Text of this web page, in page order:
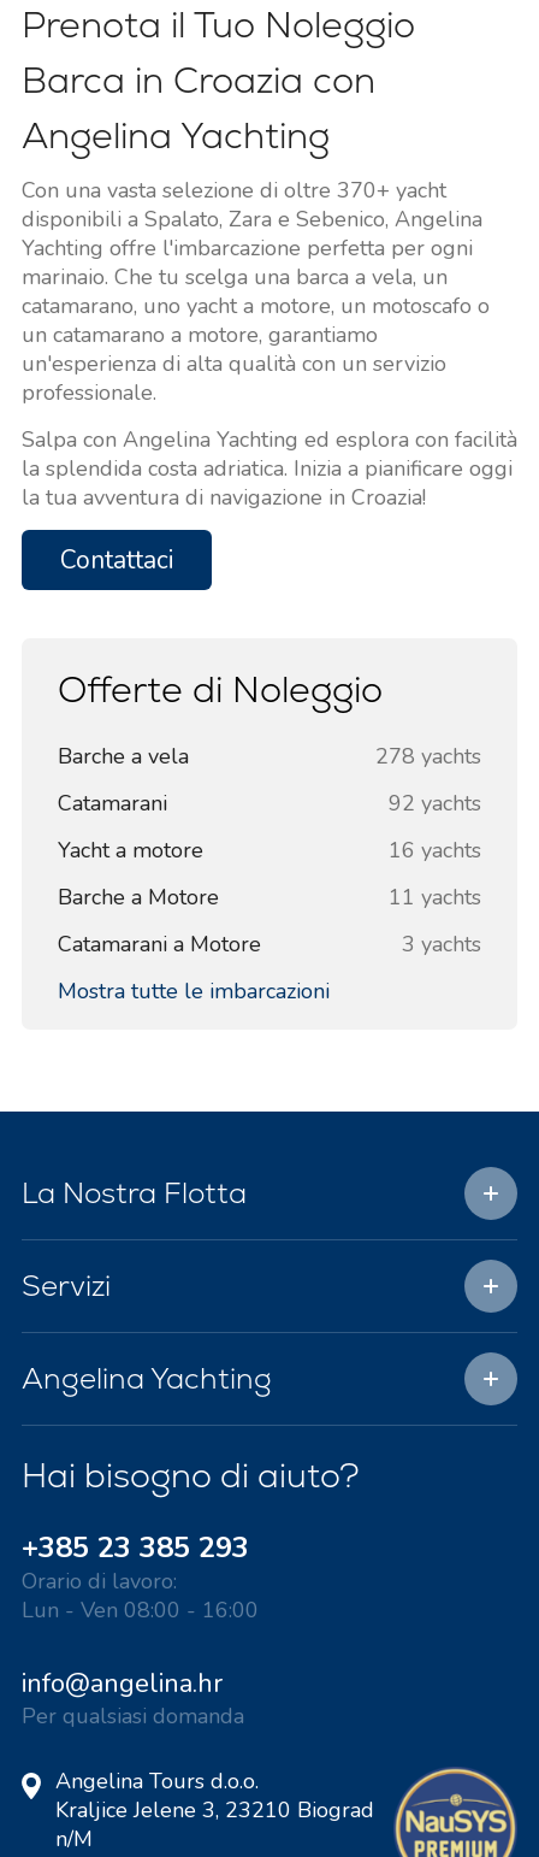
Prenota il Tuo Noleggio
Barca in Croazia con
Angelina Yachting
Con una vasta selezione di oltre 370+ yacht
disponibili a Spalato, Zara e Sebenico, Angelina
Yachting offre l'imbarcazione perfetta per ogni
marinaio. Che tu scelga una barca a vela, un
catamarano, uno yacht a motore, un motoscafo o
un catamarano a motore, garantiamo
un'esperienza di alta qualità con un servizio
professionale.
Salpa con Angelina Yachting ed esplora con facilità
la splendida costa adriatica. Inizia a pianificare oggi
la tua avventura di navigazione in Croazia!
Contattaci
Offerte di Noleggio
Barche a vela
278 yachts
Catamarani
92 yachts
Yacht a motore
16 yachts
Barche a Motore
11 yachts
Catamarani a Motore
3 yachts
Mostra tutte le imbarcazioni
La Nostra Flotta
Servizi
Angelina Yachting
Hai bisogno di aiuto?
+385 23 385 293
Orario di lavoro:
Lun - Ven 08:00 - 16:00
info@angelina.hr
Per qualsiasi domanda
Angelina Tours d.o.o.
Kraljice Jelene 3, 23210 Biograd
n/M